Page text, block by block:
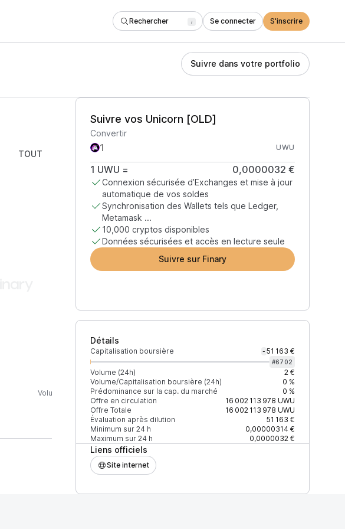
Rechercher / Se connecter S'inscrire
Suivre dans votre portfolio
TOUT
Suivre vos Unicorn [OLD]
Convertir
UWU
1 UWU = 0,0000032 €
Connexion sécurisée d’Exchanges et mise à jour
automatique de vos soldes
Synchronisation des Wallets tels que Ledger,
Metamask ...
10,000 cryptos disponibles
Données sécurisées et accès en lecture seule
Suivre sur Finary
Détails
Capitalisation boursière - 51 163 €
#6702
Volume (24h)
2 €
Volume/Capitalisation boursière (24h)
0 %
Prédominance sur la cap. du marché
0 %
Offre en circulation
16 002 113 978 UWU
Offre Totale
16 002 113 978 UWU
Évaluation après dilution
51 163 €
Minimum sur 24 h
0,00000314 €
Maximum sur 24 h
0,0000032 €
Liens officiels
Site internet
Volume (24h) % du volume Confiance Mis à jour
100 %